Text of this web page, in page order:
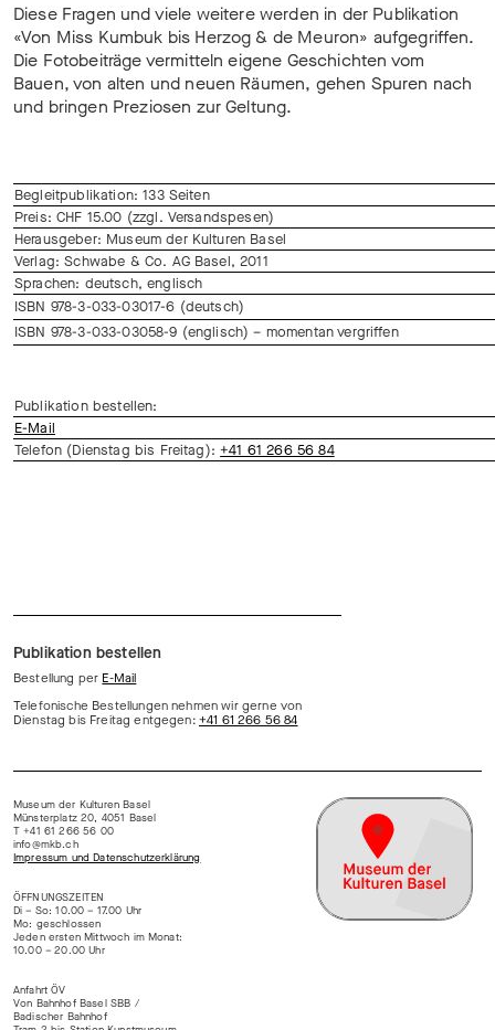
Diese Fragen und viele weitere werden in der Publikation
«Von Miss Kumbuk bis Herzog & de Meuron» aufgegriffen.
Die Fotobeiträge vermitteln eigene Geschichten vom
Bauen, von alten und neuen Räumen, gehen Spuren nach
und bringen Preziosen zur Geltung.
Begleitpublikation: 133 Seiten
Preis: CHF 15.00 (zzgl. Versandspesen)
Herausgeber: Museum der Kulturen Basel
Verlag: Schwabe & Co. AG Basel, 2011
Sprachen: deutsch, englisch
ISBN 978-3-033-03017-6 (deutsch)
ISBN 978-3-033-03058-9 (englisch) – momentan vergriffen
Publikation bestellen:
E-Mail
Telefon (Dienstag bis Freitag):+41 61 266 56 84
Publikation bestellen
Bestellung per E-Mail
Telefonische Bestellungen nehmen wir gerne von
Dienstag bis Freitag entgegen: +41 61 266 56 84
Museum der Kulturen Basel
Münsterplatz 20, 4051 Basel
T +41 61 266 56 00
info@mkb.ch
Impressum und Datenschutzerklärung
ÖFFNUNGSZEITEN
Di – So: 10.00 – 17.00 Uhr
Mo: geschlossen
Jeden ersten Mittwoch im Monat:
10.00 – 20.00 Uhr
Anfahrt ÖV
Von Bahnhof Basel SBB /
Badischer Bahnhof